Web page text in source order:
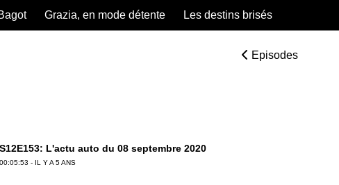
Grazia, en mode détente Les destins brisés
Episodes
S12E153: L'actu auto du 08 septembre 2020
00:05:53 - IL Y A 5 ANS